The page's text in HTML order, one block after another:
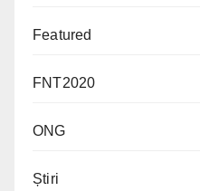
Featured
FNT2020
ONG
Știri